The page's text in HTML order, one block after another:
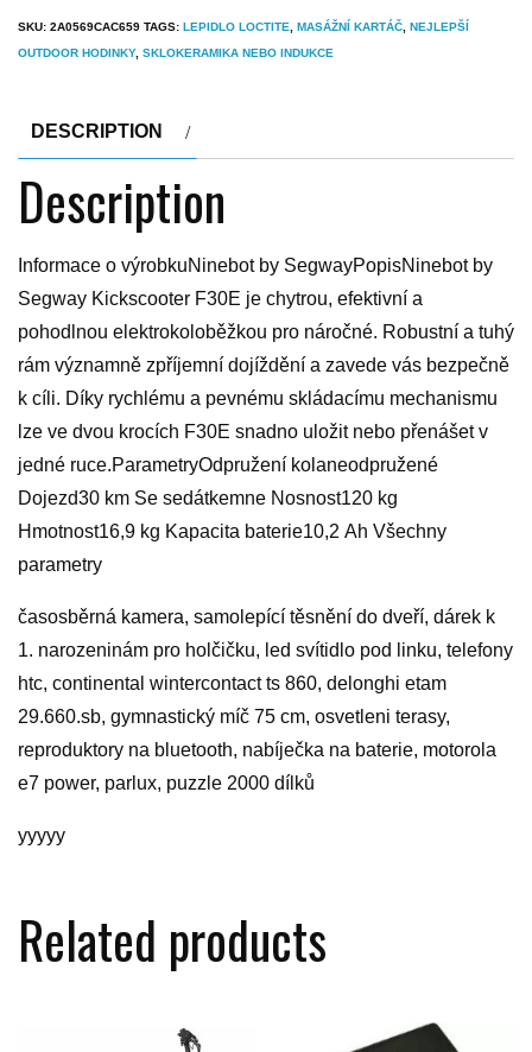
SKU: 2A0569CAC659 TAGS: LEPIDLO LOCTITE MASÁŽNÍ KARTÁČ NEJLEPŠÍ
OUTDOOR HODINKY, SKLOKERAMIKA NEBO INDUKCE
DESCRIPTION
Description
Informace o výrobkuNinebot by SegwayPopisNinebot by
Segway Kickscooter F30E je chytrou, efektivní a
pohodlnou elektrokoloběžkou pro náročné. Robustní a tuhý
rám významně zpříjemní dojíždění a zavede vás bezpečně
k cíli. Díky rychlému a pevnému skládacímu mechanismu
lze ve dvou krocích F30E snadno uložit nebo přenášet v
jedné ruce.ParametryOdpružení kolaneodpružené
Dojezd30 km Se sedátkemne Nosnost120 kg
Hmotnost16,9 kg Kapacita baterie10,2 Ah Všechny
parametry
časosběrná kamera, samolepící těsnění do dveří, dárek k
1. narozeninám pro holčičku, led svítidlo pod linku, telefony
htc, continental wintercontact ts 860, delonghi etam
29.660.sb, gymnastický míč 75 cm, osvetleni terasy,
reproduktory na bluetooth, nabíječka na baterie, motorola
e7 power, parlux, puzzle 2000 dílků
yyyyy
Related products